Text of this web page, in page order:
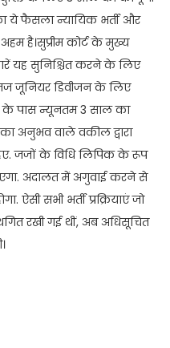
ये फैसला न्यायिक भर्ती और
है।सुप्रीम कोर्ट के मुख्य
यह सुनिश्चित करने के लिए
जूनियर डिवीजन के लिए
के पास न्यूनतम 3 साल का
का अनुभव वाले वकील द्वारा
जजों के विधि लिपिक के रूप
अदालत में अगुवाई करने से
ऐसी सभी भर्ती प्रक्रियाएं जो
रखी गई थीं, अब अधिसूचित